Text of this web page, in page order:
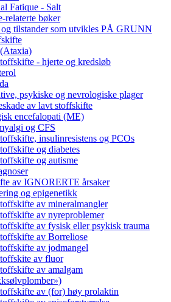
Fatique - Salt
relaterte bøker
tilstander som utvikles PÅ GRUNN
- hjerte og kredsløb
psykiske og nevrologiske plager
av lavt stoffskifte
encefalopati (ME)
og CFS
insulinresistens og PCOs
og diabetes
og autisme
av IGNORERTE årsaker
og epigenetikk
av mineralmangler
av nyreproblemer
av fysisk eller psykisk trauma
av Borreliose
av jodmangel
av fluor
av amalgam
av (for) høy prolaktin